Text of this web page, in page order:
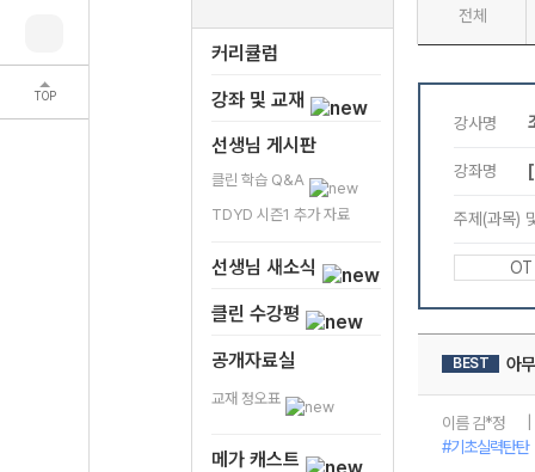
TOP
커리큘럼
강좌 및 교재
선생님 게시판
클린 학습 Q&A
TDYD 시즌1 추가 자료
선생님 새소식
클린 수강평
공개자료실
교재 정오표
메가 캐스트
전체